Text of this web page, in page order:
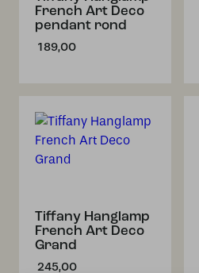
French Art Deco
pendant rond
189,00
Tiffany Hanglamp
French Art Deco
Grand
245,00